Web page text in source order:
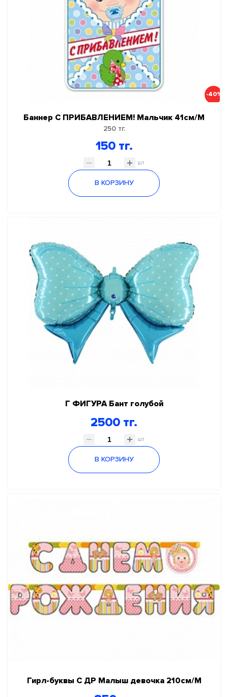
-40%
Баннер С ПРИБАВЛЕНИЕМ! Мальчик 41см/М
250 тг.
150 тг.
шт
В КОРЗИНУ
Г ФИГУРА Бант голубой
2500 тг.
шт
В КОРЗИНУ
Гирл-буквы С ДР Малыш девочка 210см/М